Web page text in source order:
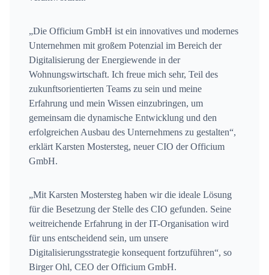
„Die Officium GmbH ist ein innovatives und modernes
Unternehmen mit großem Potenzial im Bereich der
Digitalisierung der Energiewende in der
Wohnungswirtschaft. Ich freue mich sehr, Teil des
zukunftsorientierten Teams zu sein und meine
Erfahrung und mein Wissen einzubringen, um
gemeinsam die dynamische Entwicklung und den
erfolgreichen Ausbau des Unternehmens zu gestalten“,
erklärt Karsten Mostersteg, neuer CIO der Officium
GmbH.
„Mit Karsten Mostersteg haben wir die ideale Lösung
für die Besetzung der Stelle des CIO gefunden. Seine
weitreichende Erfahrung in der IT-Organisation wird
für uns entscheidend sein, um unsere
Digitalisierungsstrategie konsequent fortzuführen“, so
Birger Ohl, CEO der Officium GmbH.